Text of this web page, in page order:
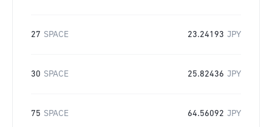
27 SPACE 23.24193 JPY
30 SPACE 25.82436 JPY
75 SPACE 64.56092 JPY